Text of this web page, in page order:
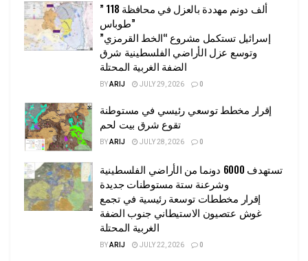
” 118 ألف دونم مهددة بالعزل في محافظة
طوباس”
إسرائيل تستكمل مشروع “الخط القرمزي”
وتوسع عزل الأراضي الفلسطينية شرق
الضفة الغربية المحتلة
BYARIJ JULY 29, 2026 0
إقرار مخطط توسعي رئيسي في مستوطنة
تقوع شرق بيت لحم
BYARIJ JULY 28, 2026 0
تستهدف 6000 دونما من الأراضي الفلسطينية
وشرعنة ستة مستوطنات جديدة
إقرار مخططات توسعة رئيسية في تجمع
غوش عتصيون الاستيطاني جنوب الضفة
الغربية المحتلة
BYARIJ JULY 22, 2026 0